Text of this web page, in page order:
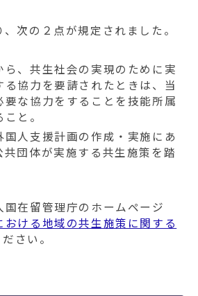
次の２点が規定されました。
ら、共生社会の実現のために実
協力を要請されたときは、当
な協力をすることを技能所属
と。
国人支援計画の作成・実施にあ
共団体が実施する共生施策を踏
在留管理庁のホームページ
おける地域の共生施策に関する
さい。